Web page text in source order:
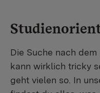
Die Suche nach
kann wirklich tricky
geht vielen so. In